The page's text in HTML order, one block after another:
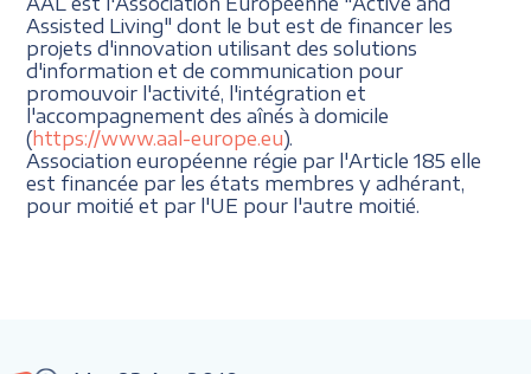
Assisted Living" dont le but est de financer les
projets d'innovation utilisant des solutions
d'information et de communication pour
promouvoir l'activité, l'intégration et
l'accompagnement des aînés à domicile
(https://www.aal-europe.eu).
Association européenne régie par l'Article 185 elle
est financée par les états membres y adhérant,
pour moitié et par l'UE pour l'autre moitié.